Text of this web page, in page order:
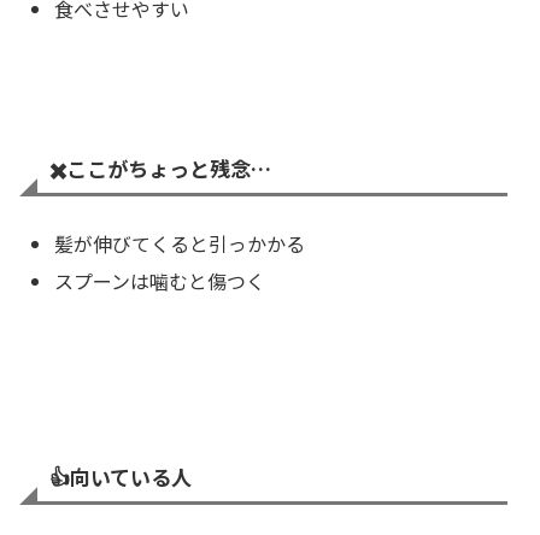
食べさせやすい
✖️ここがちょっと残念…
髪が伸びてくると引っかかる
スプーンは噛むと傷つく
👍️向いている人